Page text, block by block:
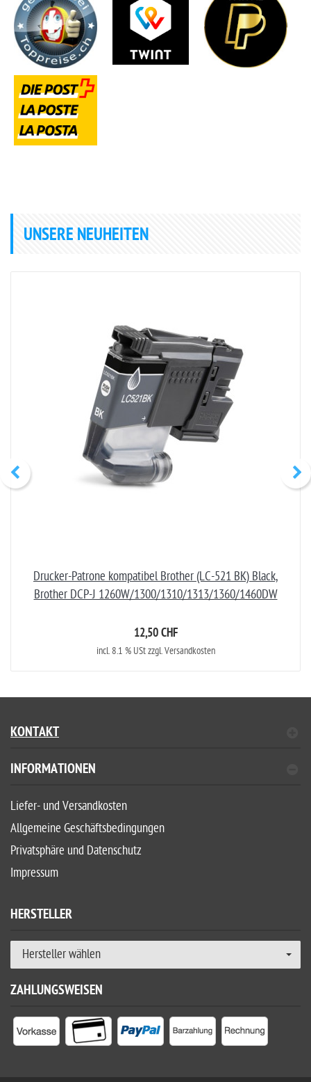
UNSERE NEUHEITEN
Drucker-Patrone kompatibel Brother (LC-521 BK) Black,
Brother DCP-J 1260W/1300/1310/1313/1360/1460DW
12,50 CHF
incl. 8.1 % USt zzgl. Versandkosten
KONTAKT
INFORMATIONEN
Liefer- und Versandkosten
Allgemeine Geschäftsbedingungen
Privatsphäre und Datenschutz
Impressum
HERSTELLER
Hersteller wählen
ZAHLUNGSWEISEN